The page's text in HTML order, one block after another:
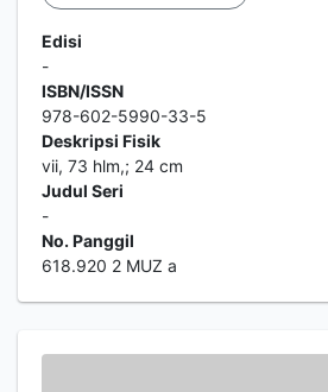
Edisi
-
ISBN/ISSN
978-602-5990-33-5
Deskripsi Fisik
vii, 73 hlm,; 24 cm
Judul Seri
-
No. Panggil
618.920 2 MUZ a